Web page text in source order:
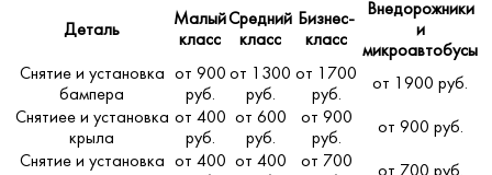
Деталь
Малый
класс
Средний
класс
Бизнес-
класс
Внедорожники
и
микроавтобусы
Снятие и установка
бампера
от 900
руб.
от 1300
руб.
от 1700
руб.
от 1900 руб.
Снятиее и установка
крыла
от 400
руб.
от 600
руб.
от 900
руб.
от 900 руб.
Снятие и установка
от 400 от 400
от 700